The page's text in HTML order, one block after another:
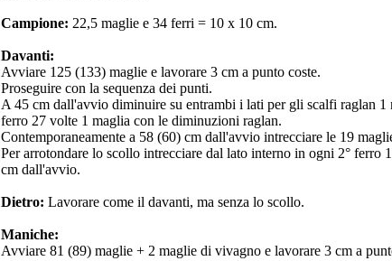
Campione: 22,5 maglie e 34 ferri = 10 x 10 cm.
Davanti:
Avviare 125 (133) maglie e lavorare 3 cm a punto coste.
Proseguire con la sequenza dei punti.
A 45 cm dall'avvio diminuire su entrambi i lati per gli scalfi raglan
ferro 27 volte 1 maglia con le diminuzioni raglan.
Contemporaneamente a 58 (60) cm dall'avvio intrecciare le 19
Per arrotondare lo scollo intrecciare dal lato interno in ogni 2°
cm dall'avvio.
Dietro: Lavorare come il davanti, ma senza lo scollo.
Maniche:
Avviare 81 (89) maglie + 2 maglie di vivagno e lavorare 3 cm a